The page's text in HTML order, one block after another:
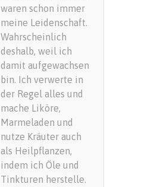
waren schon immer
meine Leidenschaft.
Wahrscheinlich
deshalb, weil ich
damit aufgewachsen
bin. Ich verwerte in
der Regel alles und
mache Liköre,
Marmeladen und
nutze Kräuter auch
als Heilpflanzen,
indem ich Öle und
Tinkturen herstelle.